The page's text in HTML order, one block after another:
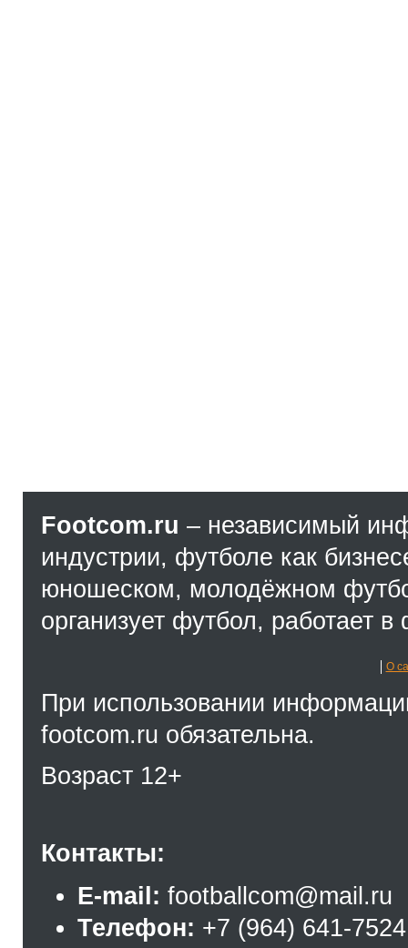
Footcom.ru – независимый
индустрии, футболе как
юношеском, молодёжном
организует футбол, работает
О
При использовании
footcom.ru обязательна.
Возраст 12+
Контакты:
E-mail: footballcom@mail.ru
Телефон: +7 (964) 641-7524